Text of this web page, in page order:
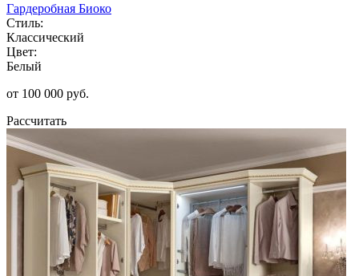
Гардеробная Биоко
Стиль:
Классический
Цвет:
Белый
от 100 000 руб.
Рассчитать